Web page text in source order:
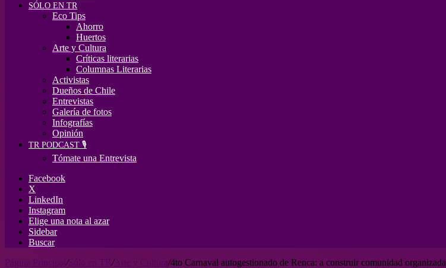
SÓLO EN TR
Eco Tips
Ahorro
Huertos
Arte y Cultura
Críticas literarias
Columnas Literarias
Activistas
Dueños de Chile
Entrevistas
Galería de fotos
Infografías
Opinión
TR PODCAST 🎙️
Tómate una Entrevista
Facebook
X
LinkedIn
Instagram
Elige una nota al azar
Sidebar
Buscar
/Sólo en TR /Arte y Cultura /4to Carnaval autogestionado de Renca: a construir comunidad organizada